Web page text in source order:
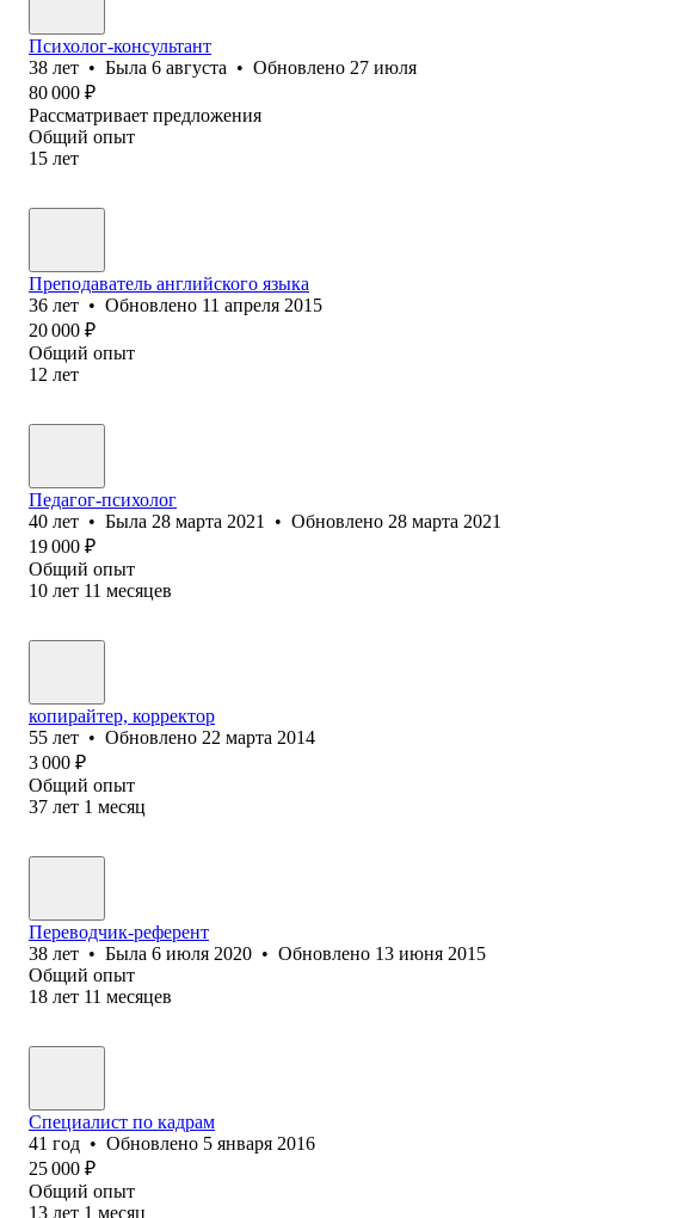
Психолог-консультант
38 лет • Была 6 августа • Обновлено 27 июля
80 000 ₽
Рассматривает предложения
Общий опыт
15 лет
Преподаватель английского языка
36 лет • Обновлено 11 апреля 2015
20 000 ₽
Общий опыт
12 лет
Педагог-психолог
40 лет • Была 28 марта 2021 • Обновлено 28 марта 2021
19 000 ₽
Общий опыт
10 лет 11 месяцев
копирайтер, корректор
55 лет • Обновлено 22 марта 2014
3 000 ₽
Общий опыт
37 лет 1 месяц
Переводчик-референт
38 лет • Была 6 июля 2020 • Обновлено 13 июня 2015
Общий опыт
18 лет 11 месяцев
Специалист по кадрам
41 год • Обновлено 5 января 2016
25 000 ₽
Общий опыт
13 лет 1 месяц